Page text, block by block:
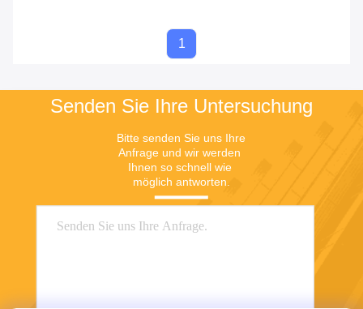
1
Senden Sie Ihre Untersuchung
Bitte senden Sie uns Ihre
Anfrage und wir werden
Ihnen so schnell wie
möglich antworten.